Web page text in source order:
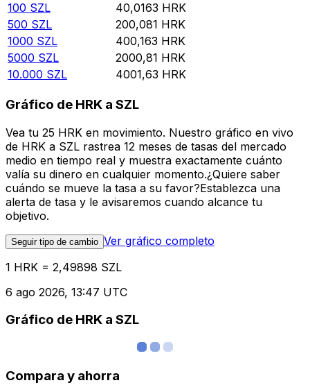
100 SZL 40,0163 HRK
500 SZL 200,081 HRK
1000 SZL 400,163 HRK
5000 SZL 2000,81 HRK
10.000 SZL 4001,63 HRK
Gráfico de HRK a SZL
Vea tu 25 HRK en movimiento. Nuestro gráfico en vivo
de HRK a SZL rastrea 12 meses de tasas del mercado
medio en tiempo real y muestra exactamente cuánto
valía su dinero en cualquier momento.¿Quiere saber
cuándo se mueve la tasa a su favor?Establezca una
alerta de tasa y le avisaremos cuando alcance tu
objetivo.
Seguir tipo de cambio Ver gráfico completo
1 HRK = 2,49898 SZL
6 ago 2026, 13:47 UTC
Gráfico de HRK a SZL
Compara y ahorra